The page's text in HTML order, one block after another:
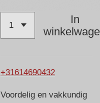
In
+31614690432
Voordelig en vakkundig